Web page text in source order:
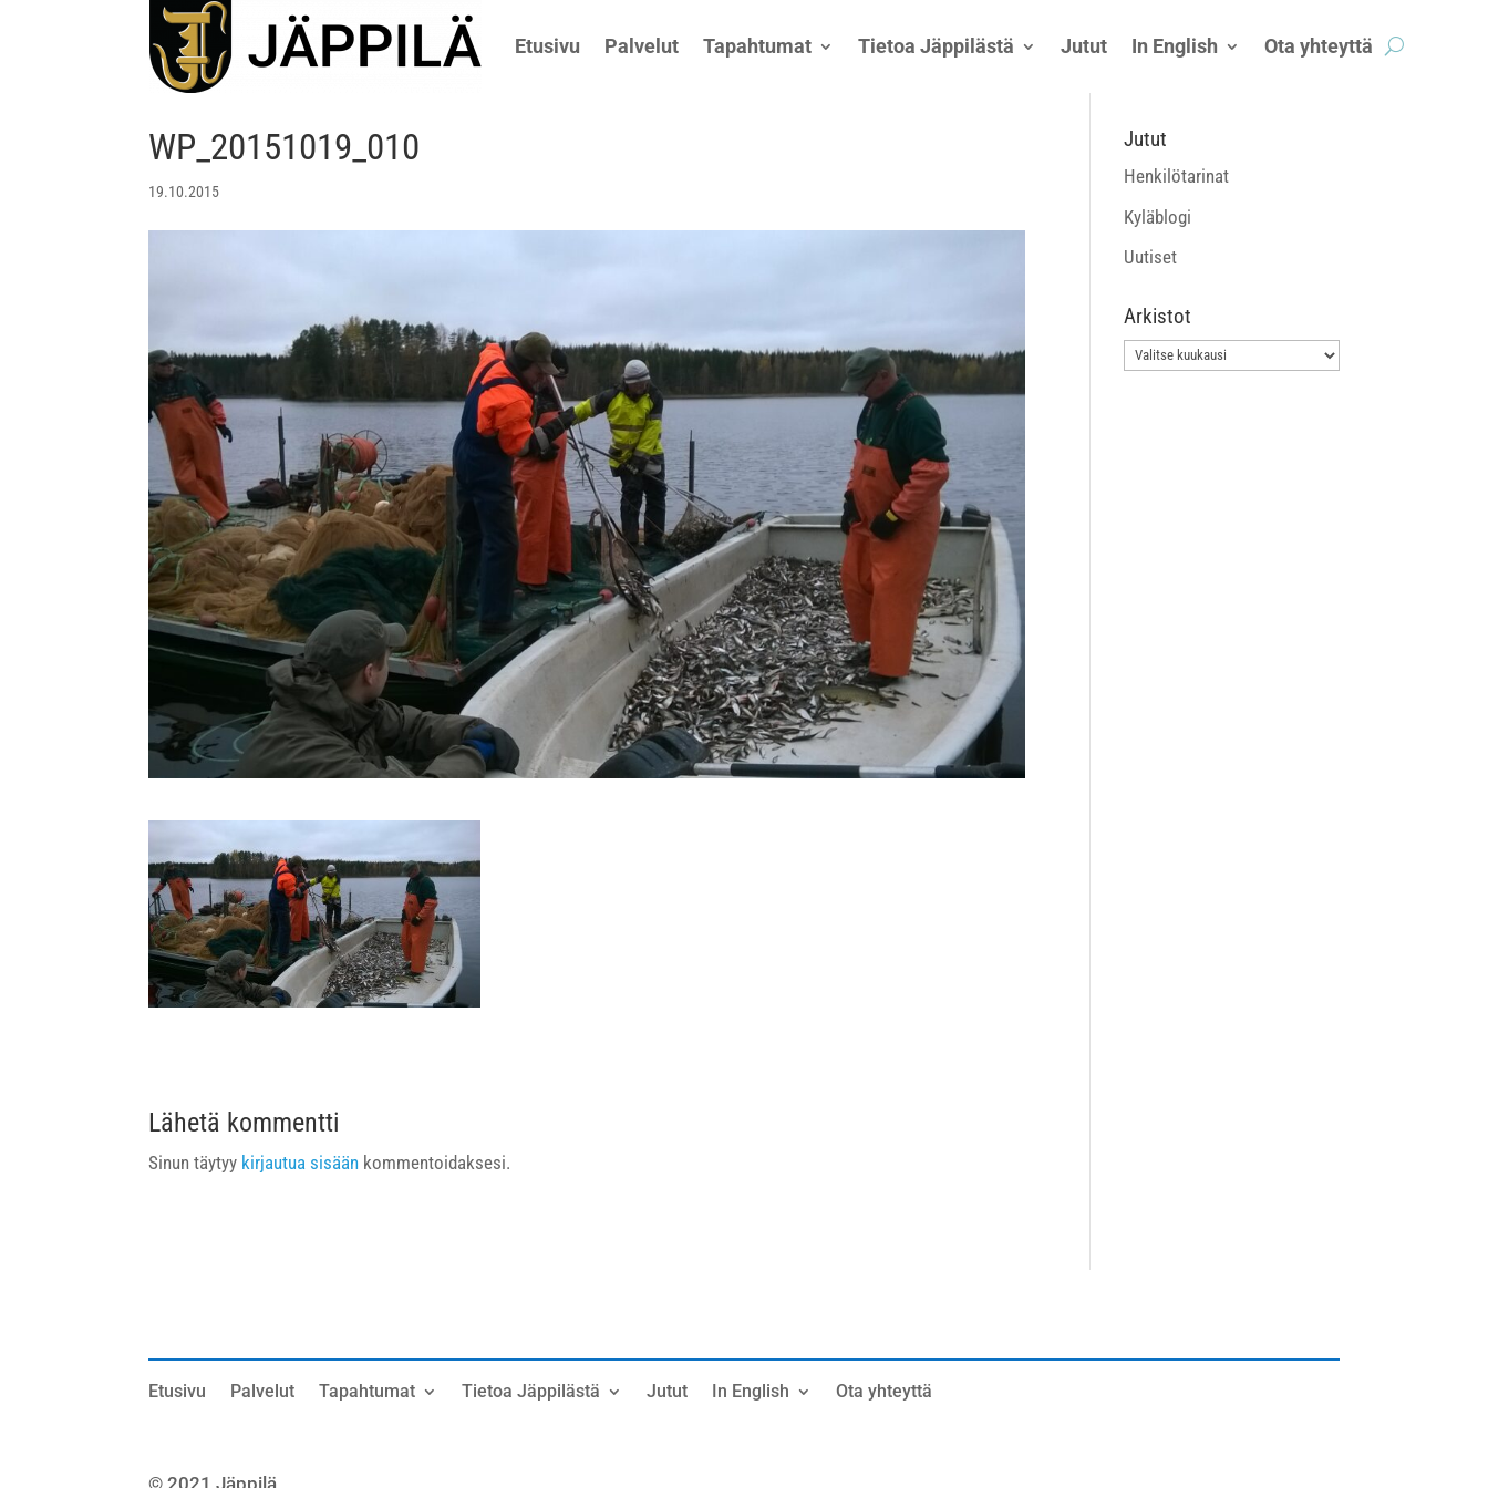
Etusivu Palvelut Tapahtumat Tietoa Jäppilästä Jutut In English Ota yhteyttä
WP_20151019_010
19.10.2015
Lähetä kommentti
Sinun täytyy kirjautua sisään kommentoidaksesi.
Jutut
Henkilötarinat
Kyläblogi
Uutiset
Arkistot
Arkistot
Etusivu Palvelut Tapahtumat Tietoa Jäppilästä Jutut In English Ota yhteyttä